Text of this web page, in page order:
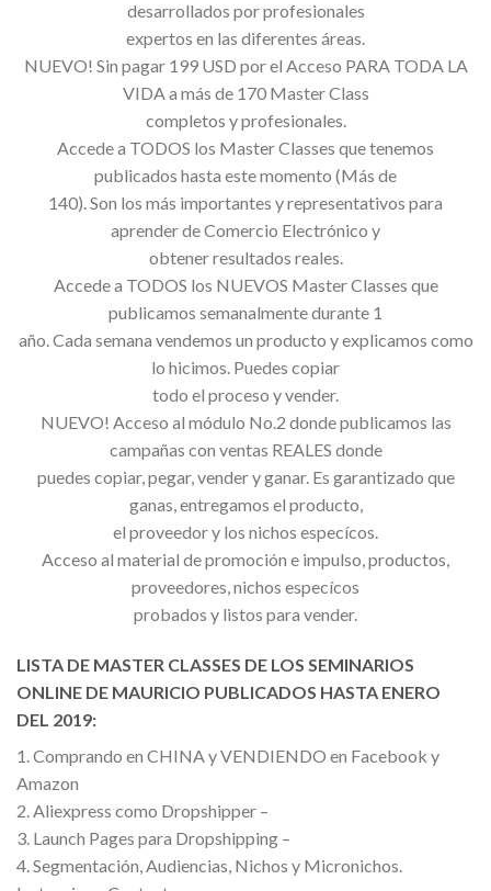
desarrollados por profesionales
expertos en las diferentes áreas.
NUEVO! Sin pagar 199 USD por el Acceso PARA TODA LA
VIDA a más de 170 Master Class
completos y profesionales.
Accede a TODOS los Master Classes que tenemos
publicados hasta este momento (Más de
140). Son los más importantes y representativos para
aprender de Comercio Electrónico y
obtener resultados reales.
Accede a TODOS los NUEVOS Master Classes que
publicamos semanalmente durante 1
año. Cada semana vendemos un producto y explicamos como
lo hicimos. Puedes copiar
todo el proceso y vender.
NUEVO! Acceso al módulo No.2 donde publicamos las
campañas con ventas REALES donde
puedes copiar, pegar, vender y ganar. Es garantizado que
ganas, entregamos el producto,
el proveedor y los nichos especícos.
Acceso al material de promoción e impulso, productos,
proveedores, nichos especícos
probados y listos para vender.
LISTA DE MASTER CLASSES DE LOS SEMINARIOS
ONLINE DE MAURICIO PUBLICADOS HASTA ENERO
DEL 2019:
1. Comprando en CHINA y VENDIENDO en Facebook y
Amazon
2. Aliexpress como Dropshipper –
3. Launch Pages para Dropshipping –
4. Segmentación, Audiencias, Nichos y Micronichos.